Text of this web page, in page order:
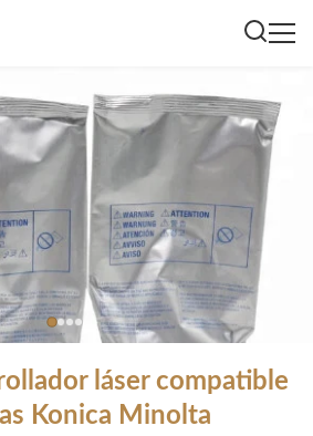
láser compatible
Konica Minolta